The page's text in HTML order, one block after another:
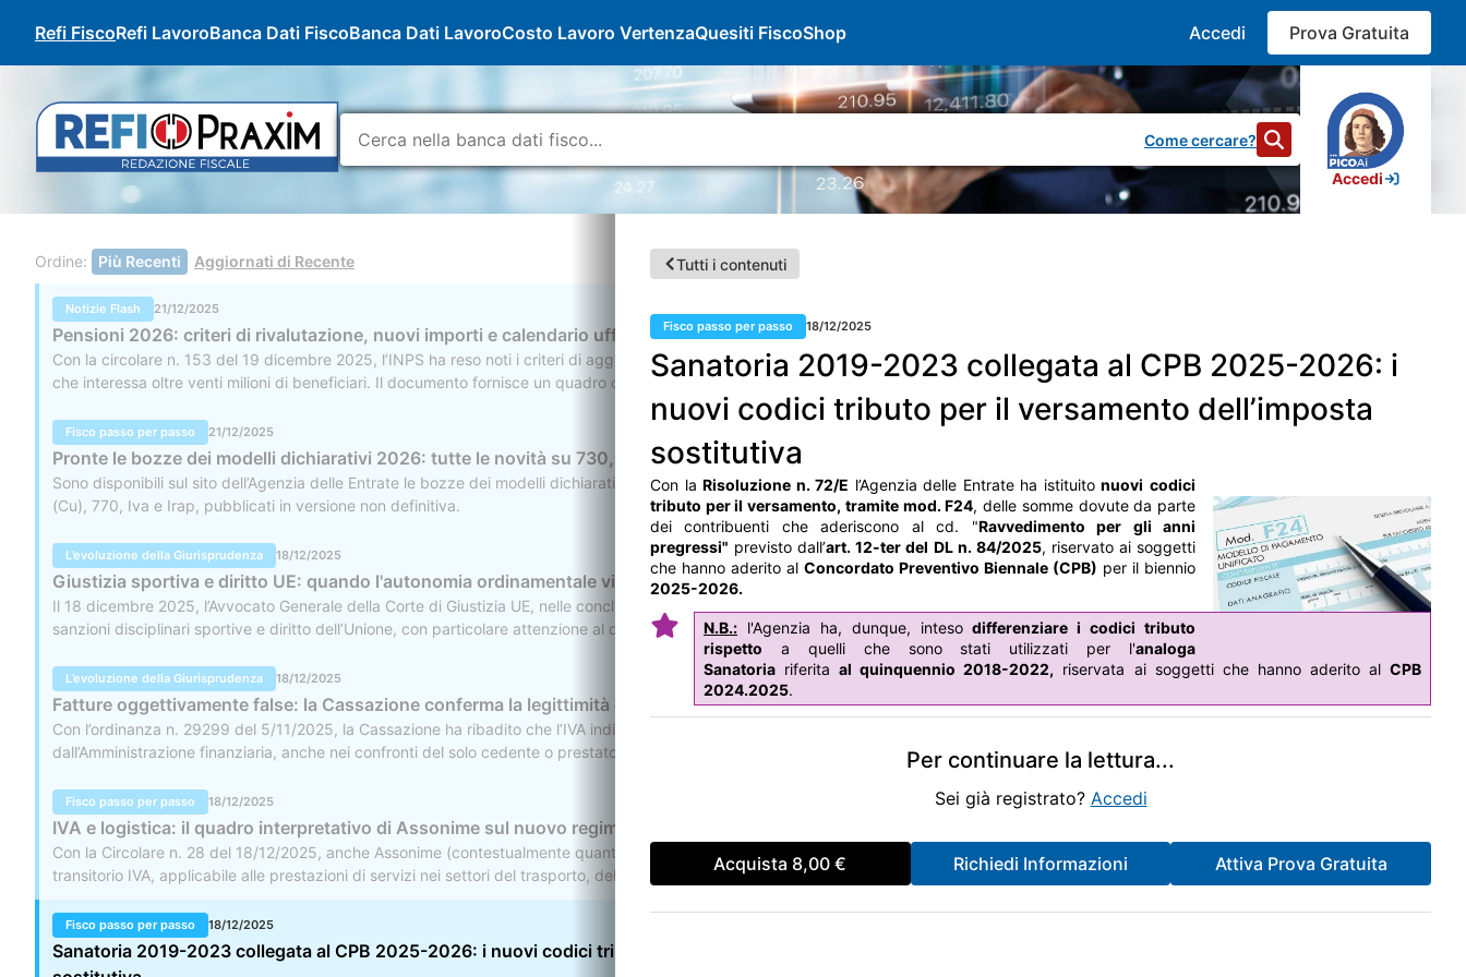
Refi FiscoRefi LavoroBanca Dati FiscoBanca Dati LavoroCosto Lavoro VertenzaQuesiti FiscoShop Accedi Prova Gratuita
Come cercare?
Accedi
Tutti i contenuti
Fisco passo per passo 18/12/2025
Sanatoria 2019-2023 collegata al CPB 2025-2026: i
nuovi codici tributo per il versamento dell’imposta
sostitutiva
Con laRisoluzione n. 72/E l’Agenzia delle Entrate ha istituitonuovi codici
tributo per il versamento, tramite mod. F24, delle somme dovute da parte
dei contribuenti che aderiscono al cd. "Ravvedimento per gli anni
pregressi" previsto dall’art. 12-ter del DL n. 84/2025, riservato ai soggetti
che hanno aderito al Concordato Preventivo Biennale (CPB) per il biennio
2025-2026.
N.B.: l'Agenzia ha, dunque, inteso differenziare i codici tributo
rispetto a quelli che sono stati utilizzati per l'analoga
Sanatoria riferitaal quinquennio 2018-2022, riservata ai soggetti che hanno aderito alCPB
2024.2025.
Per continuare la lettura...
Sei già registrato? Accedi
Acquista 8,00 € Richiedi Informazioni Attiva Prova Gratuita
Ordine: Più Recenti Aggiornati di Recente
Notizie Flash 21/12/2025
Pensioni 2026: criteri di rivalutazione, nuovi importi e calendario ufficiale dei pagamenti
Con la circolare n. 153 del 19 dicembre 2025, l’INPS ha reso noti i criteri di aggiornamento per il rinnovo delle pensioni e delle prestazioni assistenziali riferite all’anno 2026, un provvedimento
che interessa oltre venti milioni di beneficiari. Il documento fornisce un quadro completo e dettagliato delle attività tecniche poste in essere dall’Istituto, illustrando i parametri di rivalutazione
annuale, gli importi aggiornati dei trattamenti minimi, le soglie reddituali per l’accesso alle prestazioni collegate al reddito e le modalità di gestione fiscale delle prestazioni.
Fisco passo per passo 21/12/2025
Pronte le bozze dei modelli dichiarativi 2026: tutte le novità su 730, Redditi, Iva, Irap, Cu e 770
Sono disponibili sul sito dell’Agenzia delle Entrate le bozze dei modelli dichiarativi 2026, relativi all’anno d’imposta 2025. Si tratta, in particolare, dei modelli 730, Redditi, Certificazione unica
(Cu), 770, Iva e Irap, pubblicati in versione non definitiva.
L’evoluzione della Giurisprudenza 18/12/2025
Giustizia sportiva e diritto UE: quando l'autonomia ordinamentale viola la tutela giurisdizionale
Il 18 dicembre 2025, l’Avvocato Generale della Corte di Giustizia UE, nelle conclusioni relative alle cause riunite C424/24 e C425/24, ha formulato osservazioni in merito alla compatibilità tra
sanzioni disciplinari sportive e diritto dell’Unione, con particolare attenzione al diritto alla tutela giurisdizionale effettiva. Le conclusioni toccano un punto di frizione cruciale tra autonomia
dell’ordinamento sportivo e principi fondamentali dell’ordinamento europeo, segnalando limiti invalicabili per le normative nazionali che impediscano l’annullamento di sanzioni sportive illegittime
da parte dei giudici ordinari.
L’evoluzione della Giurisprudenza 18/12/2025
Fatture oggettivamente false: la Cassazione conferma la legittimità della ripresa IVA da parte del Fisco
Con l’ordinanza n. 29299 del 5/11/2025, la Cassazione ha ribadito che l’IVA indicata in una fattura riferita ad operazioni oggettivamente inesistenti è legittimamente recuperabile
dall’Amministrazione finanziaria, anche nei confronti del solo cedente o prestatore. È inoltre confermata la presunzione di ripartizione del vantaggio fiscale tra cedente e cessionario, salvo
Fisco passo per passo 18/12/2025
IVA e logistica: il quadro interpretativo di Assonime sul nuovo regime opzionale transitorio
Con la Circolare n. 28 del 18/12/2025, anche Assonime (contestualmente quanto effettuato dall'Agenzia - v. il precedente articolo) analizza in dettaglio la disciplina del regime opzionale
transitorio IVA, applicabile alle prestazioni di servizi nei settori del trasporto, della movimentazione merci e della logistica, introdotto, in via temporanea dalla legge n. 207/2024 (e modificata
sul quadro normativo, ma anche sui provvedimenti attuativi dell’Agenzia delle Entrate, con particolare attenzione al modello per la comunicazione dell’opzione, approvato il 28 luglio 2025, e alla
Risoluzione n. 50/E del 3 ottobre 2025, che ha fornito ulteriori chiarimenti interpretativi, specialmente in merito alla restituzione dell’IVA non dovuta.
Fisco passo per passo 18/12/2025
Sanatoria 2019-2023 collegata al CPB 2025-2026: i nuovi codici tributo per il versamento dell’imposta